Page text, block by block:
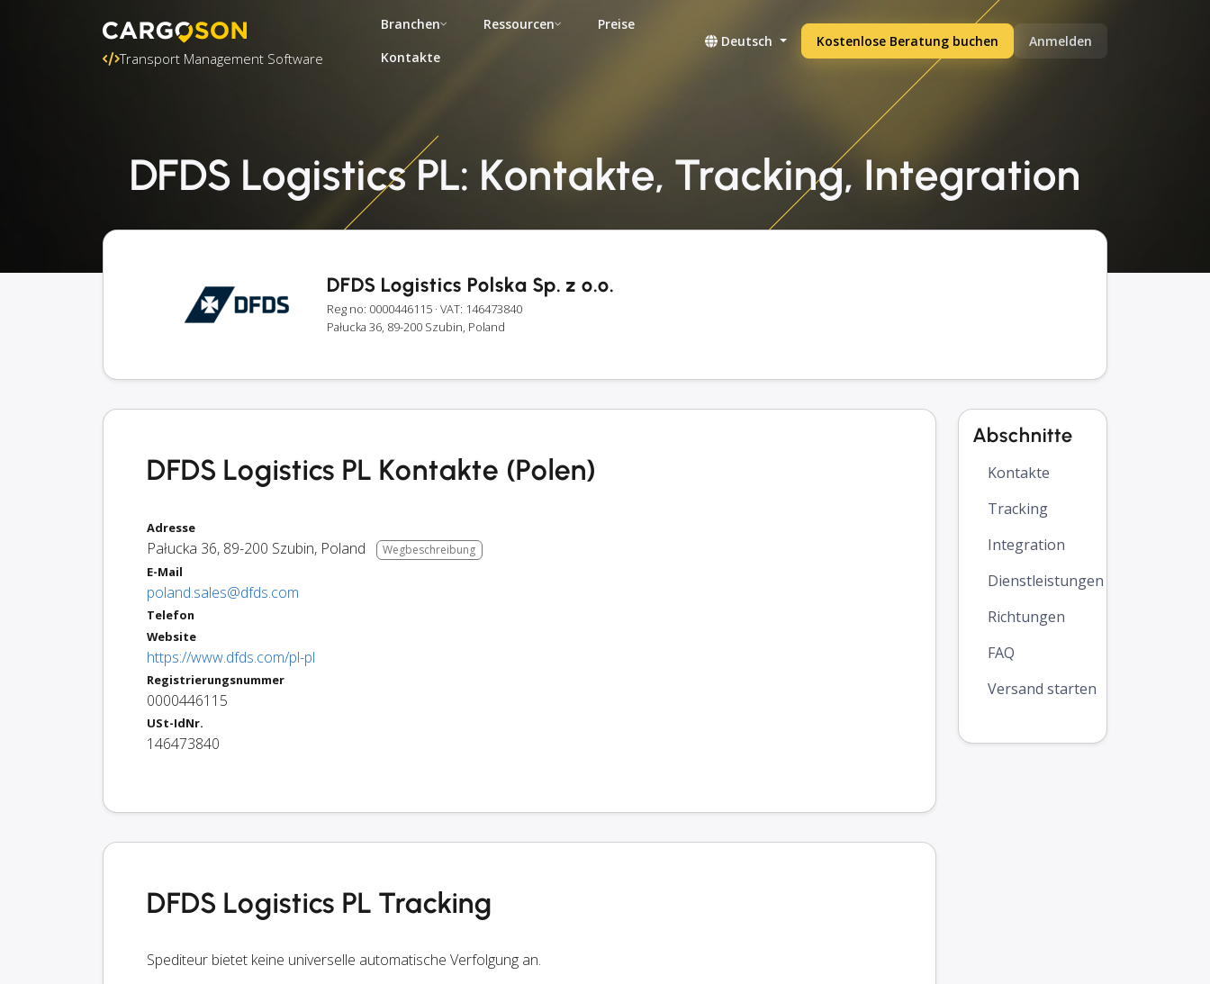
Transport Management Software
Branchen Ressourcen
Preise
Kontakte
Deutsch Kostenlose Beratung buchen Anmelden
DFDS Logistics PL: Kontakte, Tracking, Integration
DFDS Logistics Polska Sp. z o.o.
Reg no: 0000446115 · VAT: 146473840
Pałucka 36, 89-200 Szubin, Poland
DFDS Logistics PL Kontakte (Polen)
Adresse
Pałucka 36, 89-200 Szubin, Poland Wegbeschreibung
E-Mail
poland.sales@dfds.com
Telefon
Website
https://www.dfds.com/pl-pl
Registrierungsnummer
0000446115
USt-IdNr.
146473840
DFDS Logistics PL Tracking
Spediteur bietet keine universelle automatische Verfolgung an.
Abschnitte
Kontakte
Tracking
Integration
Dienstleistungen
Richtungen
FAQ
Versand starten